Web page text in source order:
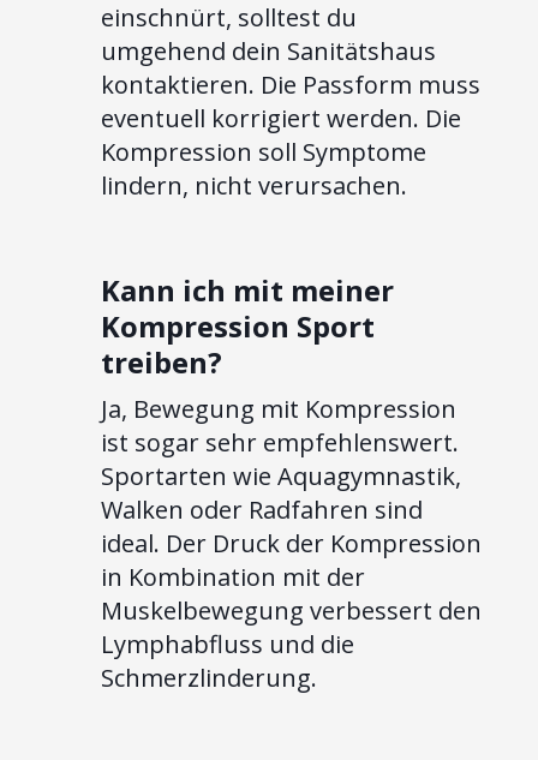
einschnürt, solltest du
umgehend dein Sanitätshaus
kontaktieren. Die Passform muss
eventuell korrigiert werden. Die
Kompression soll Symptome
lindern, nicht verursachen.
Kann ich mit meiner
Kompression Sport
treiben?
Ja, Bewegung mit Kompression
ist sogar sehr empfehlenswert.
Sportarten wie Aquagymnastik,
Walken oder Radfahren sind
ideal. Der Druck der Kompression
in Kombination mit der
Muskelbewegung verbessert den
Lymphabfluss und die
Schmerzlinderung.